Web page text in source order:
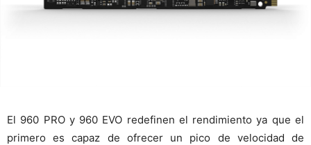
El 960 PRO y 960 EVO redefinen el rendimiento ya que el
primero es capaz de ofrecer un pico de velocidad de